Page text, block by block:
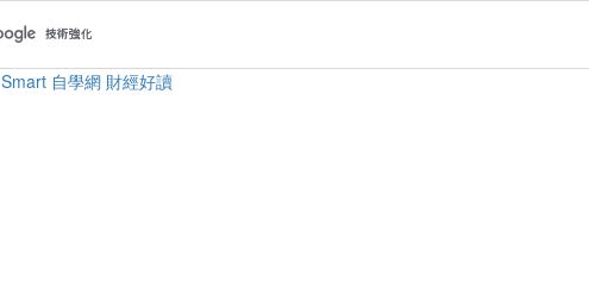
Smart 自學網 財經好讀